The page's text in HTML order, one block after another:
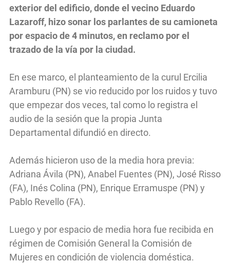
exterior del edificio, donde el vecino Eduardo
Lazaroff, hizo sonar los parlantes de su camioneta
por espacio de 4 minutos, en reclamo por el
trazado de la vía por la ciudad.
En ese marco, el planteamiento de la curul Ercilia
Aramburu (PN) se vio reducido por los ruidos y tuvo
que empezar dos veces, tal como lo registra el
audio de la sesión que la propia Junta
Departamental difundió en directo.
Además hicieron uso de la media hora previa:
Adriana Ávila (PN), Anabel Fuentes (PN), José Risso
(FA), Inés Colina (PN), Enrique Erramuspe (PN) y
Pablo Revello (FA).
Luego y por espacio de media hora fue recibida en
régimen de Comisión General la Comisión de
Mujeres en condición de violencia doméstica.